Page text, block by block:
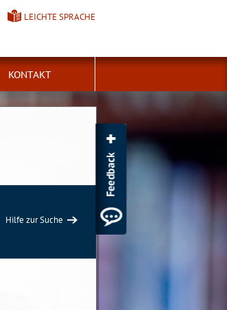
LEICHTE SPRACHE
KONTAKT
Hilfe zur Suche